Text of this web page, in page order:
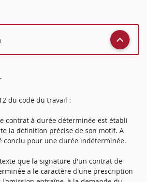
du code du travail :
contrat à durée déterminée est établi
la définition précise de son motif. A
conclu pour une durée indéterminée.
que la signature d'un contrat de
a le caractère d'une prescription